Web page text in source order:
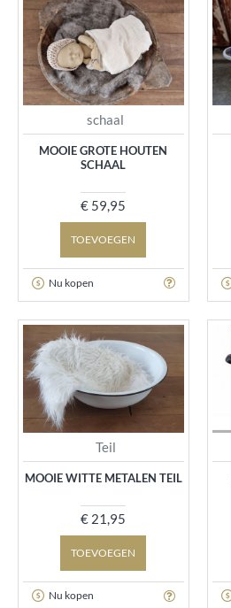
schaal
MOOIE GROTE HOUTEN
SCHAAL
€ 59,95
TOEVOEGEN
Nu kopen
Teil
MOOIE WITTE METALEN TEIL
€ 21,95
TOEVOEGEN
Nu kopen